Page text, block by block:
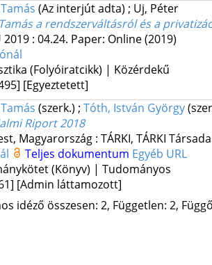
(Az interjút adta) ; Uj, Péter
a rendszerváltásról és a
2019: 04.24. Paper: Online(2019)
(Folyóiratcikk) | Közérdekű
[Egyeztetett]
(szerk.) ; Tóth, István György
Riport 2018
Magyarország : TÁRKI, TÁRKI
Teljes dokumentum Egyéb URL
(Könyv) | Tudományos
[Admin láttamozott]
idéző összesen: 2, Független: 2,